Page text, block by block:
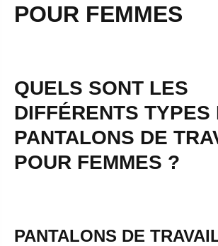
POUR FEMMES
QUELS SONT LES
DIFFÉRENTS TYPES
PANTALONS DE
POUR FEMMES ?
PANTALONS DE